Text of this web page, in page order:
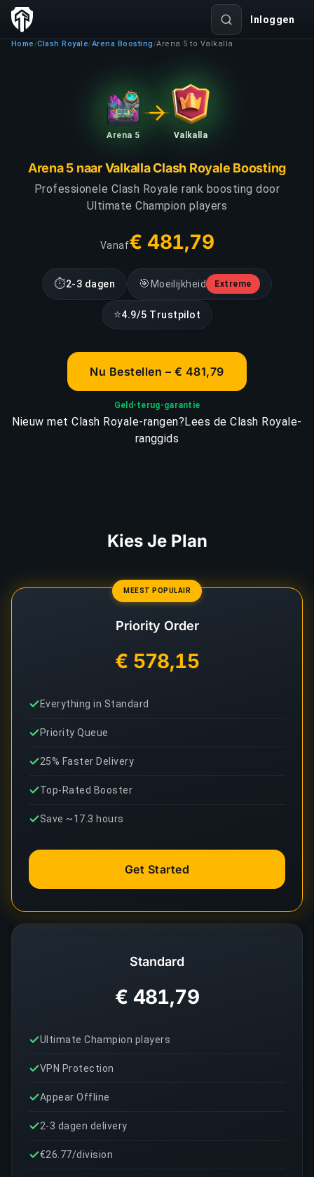
Inloggen
Home /Clash Royale/Arena Boosting /Arena 5 to Valkalla
Arena 5 Valkalla
Arena 5 naar Valkalla Clash Royale Boosting
Professionele Clash Royale rank boosting door
Ultimate Champion players
Vanaf€ 481,79
⏱2-3 dagen 🎯 Moeilijkheid Extreme
⭐4.9/5 Trustpilot
Nu Bestellen – € 481,79
Geld-terug-garantie
Nieuw met Clash Royale-rangen?Lees de Clash Royale-
ranggids
Kies Je Plan
Standard
€ 481,79
Ultimate Champion players
VPN Protection
Appear Offline
2-3 dagen delivery
€26.77/division
MEEST POPULAIR
Priority Order
€ 578,15
Everything in Standard
Priority Queue
25% Faster Delivery
Top-Rated Booster
Save ~17.3 hours
Get Started